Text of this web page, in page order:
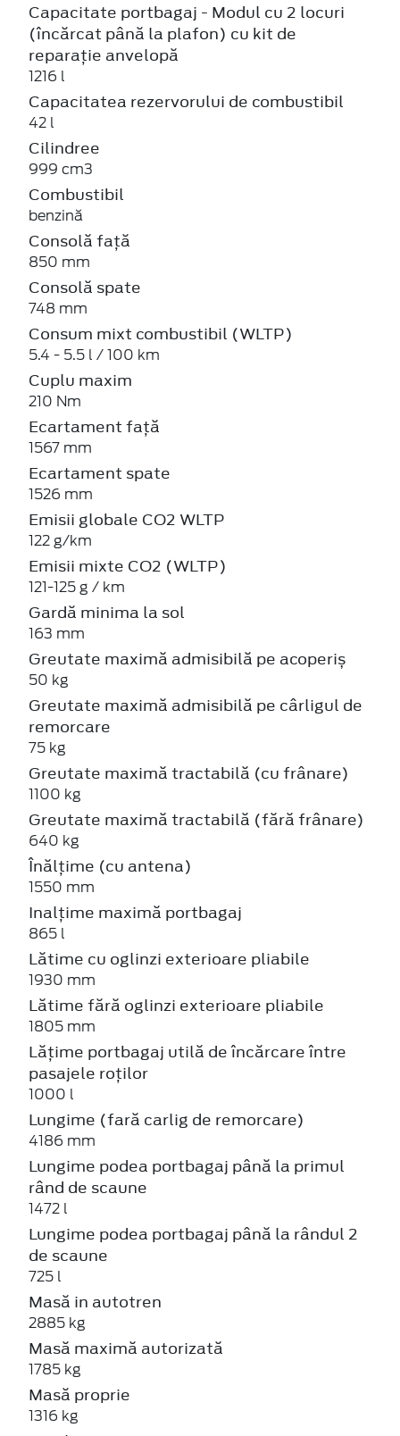
Capacitate portbagaj - Modul cu 2 locuri
(încărcat până la plafon) cu kit de
reparație anvelopă
1216 l
Capacitatea rezervorului de combustibil
42 l
Cilindree
999 cm3
Combustibil
benzină
Consolă față
850 mm
Consolă spate
748 mm
Consum mixt combustibil (WLTP)
5.4 - 5.5 l / 100 km
Cuplu maxim
210 Nm
Ecartament față
1567 mm
Ecartament spate
1526 mm
Emisii globale CO2 WLTP
122 g/km
Emisii mixte CO2 (WLTP)
121-125 g / km
Gardă minima la sol
163 mm
Greutate maximă admisibilă pe acoperiș
50 kg
Greutate maximă admisibilă pe cârligul de
remorcare
75 kg
Greutate maximă tractabilă (cu frânare)
1100 kg
Greutate maximă tractabilă (fără frânare)
640 kg
Înălțime (cu antena)
1550 mm
Inalțime maximă portbagaj
865 l
Lătime cu oglinzi exterioare pliabile
1930 mm
Lătime fără oglinzi exterioare pliabile
1805 mm
Lățime portbagaj utilă de încărcare între
pasajele roților
1000 l
Lungime (fară carlig de remorcare)
4186 mm
Lungime podea portbagaj până la primul
rând de scaune
1472 l
Lungime podea portbagaj până la rândul 2
de scaune
725 l
Masă in autotren
2885 kg
Masă maximă autorizată
1785 kg
Masă proprie
1316 kg